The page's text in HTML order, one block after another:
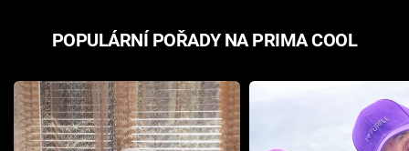
POPULÁRNÍ POŘADY NA PRIMA COOL